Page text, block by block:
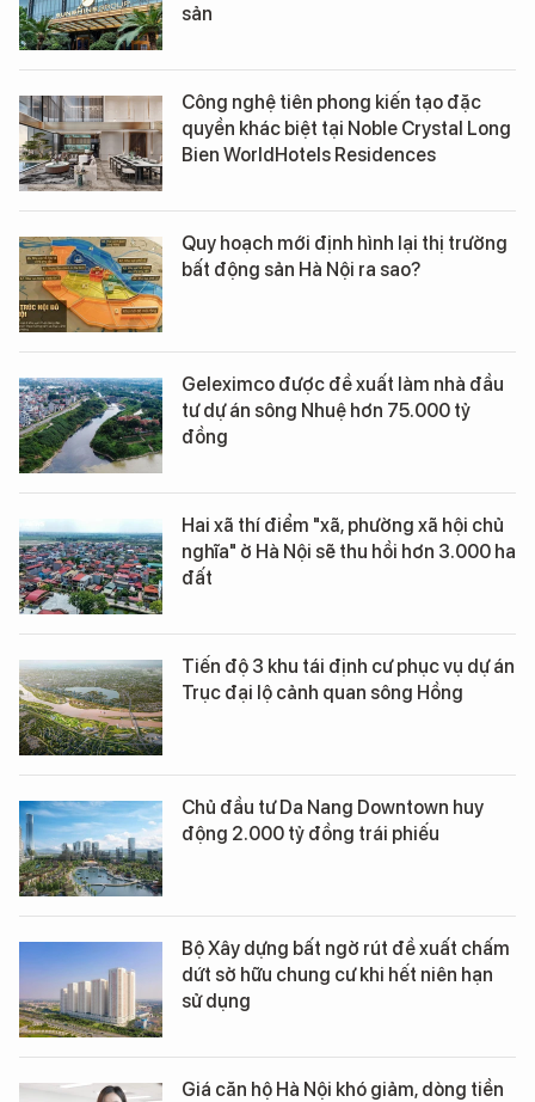
sản
Công nghệ tiên phong kiến tạo đặc
quyền khác biệt tại Noble Crystal Long
Bien WorldHotels Residences
Quy hoạch mới định hình lại thị trường
bất động sản Hà Nội ra sao?
Geleximco được đề xuất làm nhà đầu
tư dự án sông Nhuệ hơn 75.000 tỷ
đồng
Hai xã thí điểm "xã, phường xã hội chủ
nghĩa" ở Hà Nội sẽ thu hồi hơn 3.000 ha
đất
Tiến độ 3 khu tái định cư phục vụ dự án
Trục đại lộ cảnh quan sông Hồng
Chủ đầu tư Da Nang Downtown huy
động 2.000 tỷ đồng trái phiếu
Bộ Xây dựng bất ngờ rút đề xuất chấm
dứt sở hữu chung cư khi hết niên hạn
sử dụng
Giá căn hộ Hà Nội khó giảm, dòng tiền